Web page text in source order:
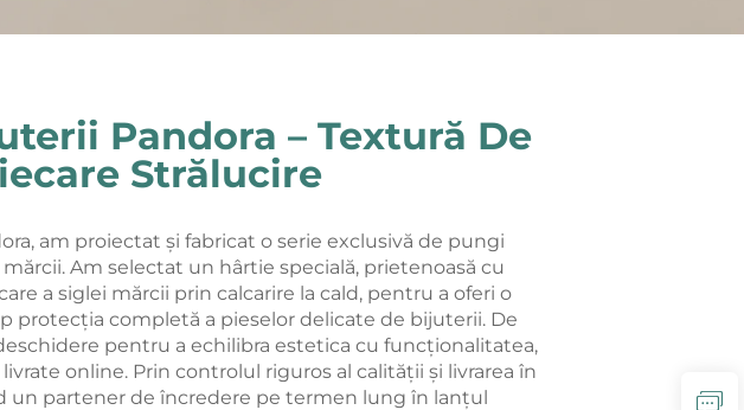
Pandora – Textură De
Strălucire
am proiectat și fabricat o serie exclusivă de pungi
Am selectat un hârtie specială, prietenoasă cu
a siglei mărcii prin calcarire la cald, pentru a oferi o
protecția completă a pieselor delicate de bijuterii. De
pentru a echilibra estetica cu funcționalitatea,
online. Prin controlul riguros al calității și livrarea în
un partener de încredere pe termen lung în lanțul